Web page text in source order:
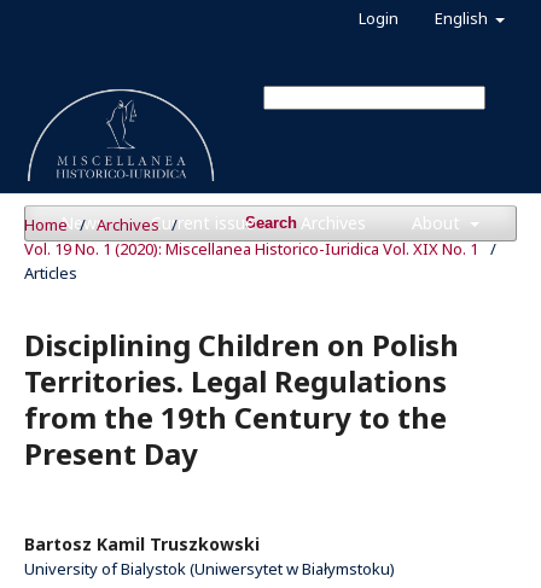
News Current issue Archives About
Search
English
Login
Home / Archives /
Vol. 19 No. 1 (2020): Miscellanea Historico-Iuridica Vol. XIX No. 1 /
Articles
Disciplining Children on Polish
Territories. Legal Regulations
from the 19th Century to the
Present Day
Bartosz Kamil Truszkowski
University of Bialystok (Uniwersytet w Białymstoku)